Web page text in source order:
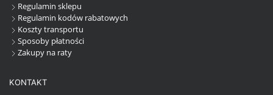
Regulamin sklepu
Regulamin kodów rabatowych
Koszty transportu
Sposoby płatności
Zakupy na raty
KONTAKT